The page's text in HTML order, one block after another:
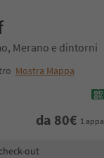
Merano e dintorni
Mostra Mappa
da 80€ 1
prenotazione
out